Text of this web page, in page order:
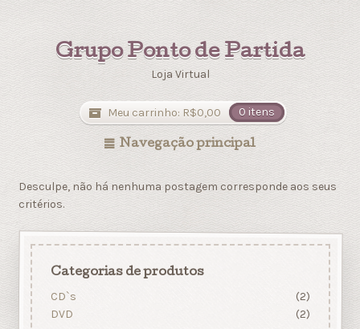
Grupo Ponto de Partida
Loja Virtual
Meu carrinho: R$0,00 0 itens
Navegação principal
Desculpe, não há nenhuma postagem corresponde aos seus
critérios.
Categorias de produtos
CD`s
(2)
DVD
(2)